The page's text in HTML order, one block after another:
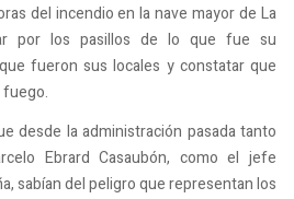
del incendio en la nave mayor de La
por los pasillos de lo que fue su
fueron sus locales y constatar que
desde la administración pasada tanto
Ebrard Casaubón, como el jefe
sabían del peligro que representan los